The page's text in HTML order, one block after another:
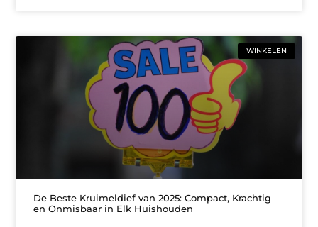
WINKELEN
De Beste Kruimeldief van 2025: Compact, Krachtig
en Onmisbaar in Elk Huishouden